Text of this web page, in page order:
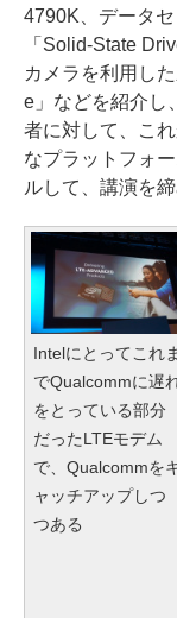
4790K、データ
「Solid-State
カメラを利用し
e」などを紹介し
者に対して、こ
なプラットフォ
ルして、講演を締
Intelにとってこれま
でQualcommに遅
をとっている部分
だったLTEモデム
で、Qualcommを
ャッチアップしつ
つある